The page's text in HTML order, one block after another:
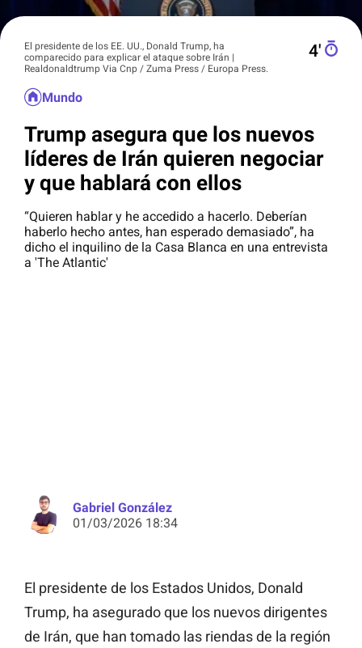
El presidente de los EE. UU., Donald Trump, ha
comparecido para explicar el ataque sobre Irán |
Realdonaldtrump Via Cnp / Zuma Press / Europa Press.
4′
Mundo
Trump asegura que los nuevos
líderes de Irán quieren negociar
y que hablará con ellos
“Quieren hablar y he accedido a hacerlo. Deberían
haberlo hecho antes, han esperado demasiado”, ha
dicho el inquilino de la Casa Blanca en una entrevista
a 'The Atlantic'
Gabriel González
01/03/2026 18:34
El presidente de los Estados Unidos, Donald
Trump, ha asegurado que los nuevos dirigentes
de Irán, que han tomado las riendas de la región